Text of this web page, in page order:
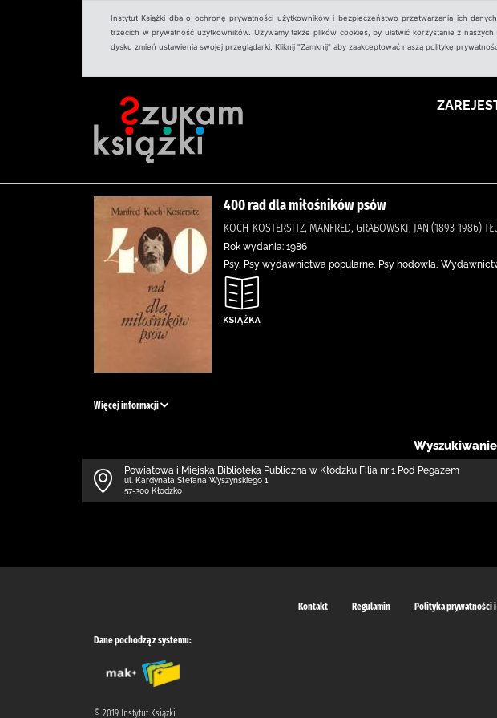
Instytut Książki dba o ochronę prywatności użytkowników i bezpieczeństwo przetwarzania ich
trzecich w prywatność użytkowników. Używamy także plików cookies, by ułatwić korzystanie z
dysku zmień ustawienia swojej przeglądarki. Kliknij "Zamknij" aby zaakceptować naszą politykę
400 rad dla miłośników psów
KOCH-KOSTERSITZ, MANFRED, GRABOWSKI, JAN (1893-1986)
Rok wydania: 1986
Psy, Psy wydawnictwa popularne, Psy hodowla,
Więcej informacji
Powiatowa i Miejska Biblioteka Publiczna w Kłodzku Filia nr 1 Pod Pegazem
ul. Kardynała Stefana Wyszyńskiego 1
57-300 Kłodzko
Kontakt Regulamin Polityka prywatności
Dane pochodzą z systemu:
© 2019 Instytut Książki